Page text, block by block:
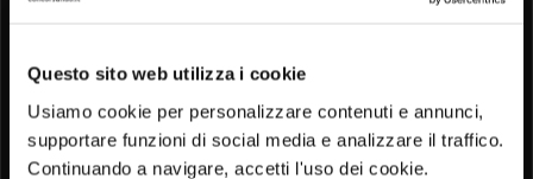
Questo sito web utilizza i cookie
Usiamo cookie per personalizzare contenuti e annunci,
supportare funzioni di social media e analizzare il traffico.
Continuando a navigare, accetti l'uso dei cookie.
GRANDE RAPPORTO QUALITÀ/PREZZO
La stessa dedizione e qualità che ci